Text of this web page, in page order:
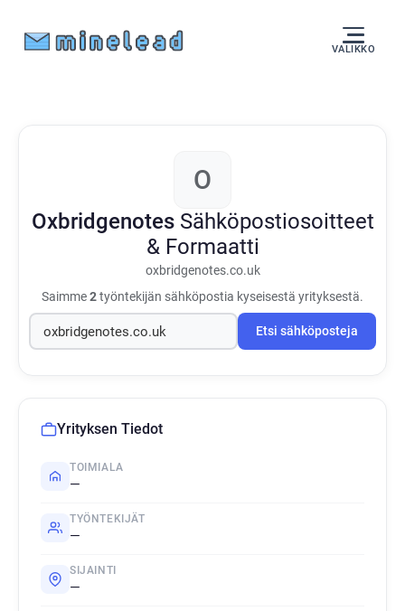
VALIKKO
O
Oxbridgenotes Sähköpostiosoitteet
& Formaatti
oxbridgenotes.co.uk
Saimme2työntekijän sähköpostia kyseisestä yrityksestä.
Etsi sähköposteja
Yrityksen Tiedot
TOIMIALA
—
TYÖNTEKIJÄT
—
SIJAINTI
—